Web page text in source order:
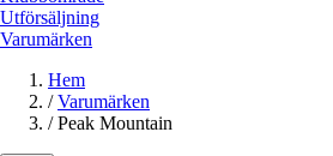
Utförsäljning
Varumärken
Hem
/ Varumärken
/ Peak Mountain